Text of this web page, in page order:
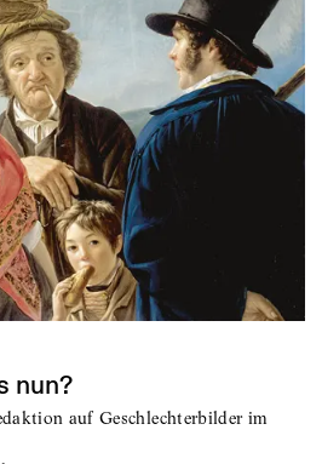
nun?
auf Geschlechterbilder im